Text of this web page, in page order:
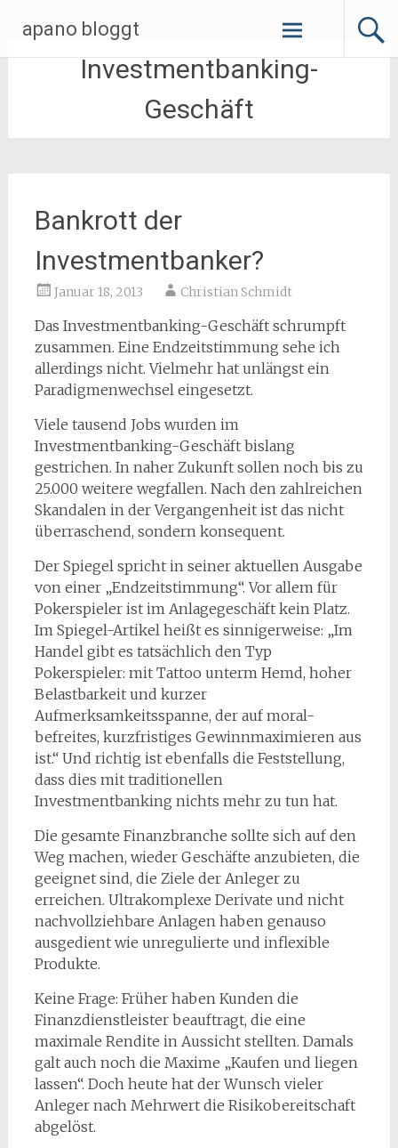
Inhalt
springen
apano bloggt
Investmentbanking-
Geschäft
Bankrott der
Investmentbanker?
Januar 18, 2013 Christian Schmidt
Das Investmentbanking-Geschäft schrumpft
zusammen. Eine Endzeitstimmung sehe ich
allerdings nicht. Vielmehr hat unlängst ein
Paradigmenwechsel eingesetzt.
Viele tausend Jobs wurden im
Investmentbanking-Geschäft bislang
gestrichen. In naher Zukunft sollen noch bis zu
25.000 weitere wegfallen. Nach den zahlreichen
Skandalen in der Vergangenheit ist das nicht
überraschend, sondern konsequent.
Der Spiegel spricht in seiner aktuellen Ausgabe
von einer „Endzeitstimmung“. Vor allem für
Pokerspieler ist im Anlagegeschäft kein Platz.
Im Spiegel-Artikel heißt es sinnigerweise: „Im
Handel gibt es tatsächlich den Typ
Pokerspieler: mit Tattoo unterm Hemd, hoher
Belastbarkeit und kurzer
Aufmerksamkeitsspanne, der auf moral-
befreites, kurzfristiges Gewinnmaximieren aus
ist.“ Und richtig ist ebenfalls die Feststellung,
dass dies mit traditionellen
Investmentbanking nichts mehr zu tun hat.
Die gesamte Finanzbranche sollte sich auf den
Weg machen, wieder Geschäfte anzubieten, die
geeignet sind, die Ziele der Anleger zu
erreichen. Ultrakomplexe Derivate und nicht
nachvollziehbare Anlagen haben genauso
ausgedient wie unregulierte und inflexible
Produkte.
Keine Frage: Früher haben Kunden die
Finanzdienstleister beauftragt, die eine
maximale Rendite in Aussicht stellten. Damals
galt auch noch die Maxime „Kaufen und liegen
lassen“. Doch heute hat der Wunsch vieler
Anleger nach Mehrwert die Risikobereitschaft
abgelöst.